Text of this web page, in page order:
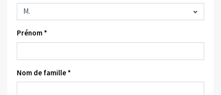
Prénom *
Nom de famille *